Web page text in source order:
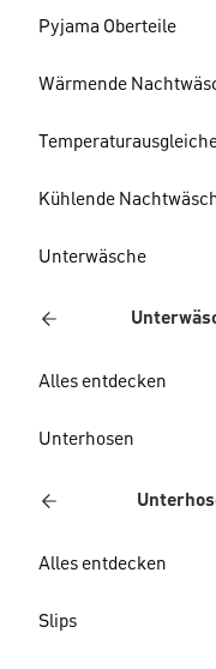
Pyjama Oberteile
Wärmende
Kühlende
Unterwäsche
Alles entdecken
Unterhosen
Alles entdecken
Slips